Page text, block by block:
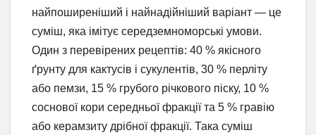
найпоширеніший і найнадійніший варіант — це
суміш, яка імітує середземноморські умови.
Один з перевірених рецептів: 40 % якісного
ґрунту для кактусів і сукулентів, 30 % перліту
або пемзи, 15 % грубого річкового піску, 10 %
соснової кори середньої фракції та 5 % гравію
або керамзиту дрібної фракції. Така суміш